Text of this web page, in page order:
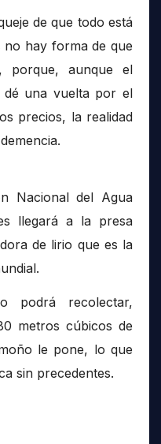
de que todo está
no hay forma de que
porque, aunque el
dé una vuelta por el
precios, la realidad
Nacional del Agua
llegará a la presa
de lirio que es la
podrá recolectar,
metros cúbicos de
le pone, lo que
sin precedentes.